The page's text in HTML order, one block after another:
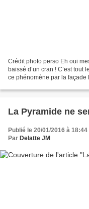
Crédit photo perso Eh oui
baissé d’un cran ! C’est tout
ce phénomène par la façade
La Pyramide ne
Publié le 20/01/2016 à 18:44
Par Delatte JM